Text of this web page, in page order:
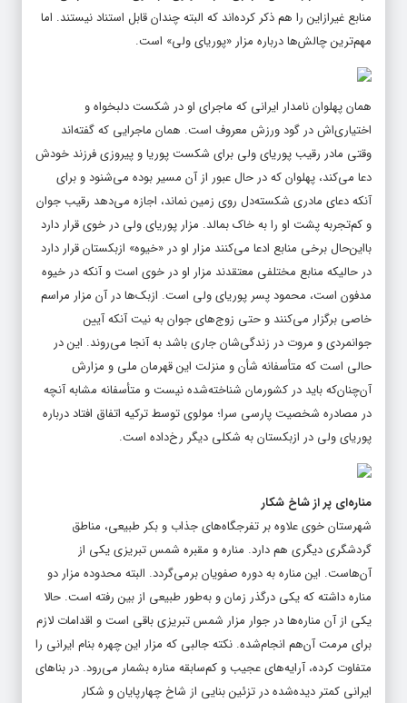
منابع غیرازاین را هم ذکر کرده‌اند که البته چندان قابل استناد نیستند. اما
مهم‌ترین چالش‌ها درباره مزار «پوریای ولی» است.
همان پهلوان نامدار ایرانی که ماجرای او در شکست دلبخواه و
اختیاری‌اش در گود ورزش معروف است. همان ماجرایی که گفته‌اند
وقتی مادر رقیب پوریای ولی برای شکست پوریا و پیروزی فرزند خودش
دعا می‌کند، پهلوان که در حال عبور از آن مسیر بوده می‌شنود و برای
آنکه دعای مادری شکسته‌دل روی زمین نماند، اجازه می‌دهد رقیب جوان
و کم‌تجربه پشت او را به خاک بمالد. مزار پوریای ولی در خوی قرار دارد
بااین‌حال برخی منابع ادعا می‌کنند مزار او در «خیوه» ازبکستان قرار دارد
در حالیکه منابع مختلفی معتقدند مزار او در خوی است و آنکه در خیوه
مدفون است، محمود پسر پوریای ولی است. ازبک‌ها در آن مزار مراسم
خاصی برگزار می‌کنند و حتی زوج‌های جوان به نیت آنکه آیین
جوانمردی و مروت در زندگی‌شان جاری باشد به آنجا می‌روند. این در
حالی است که متأسفانه شأن و منزلت این قهرمان ملی و مزارش
آن‌چنان‌که باید در کشورمان شناخته‌شده نیست و متأسفانه مشابه آنچه
در مصادره شخصیت پارسی سرا؛ مولوی توسط ترکیه اتفاق افتاد درباره
پوریای ولی در ازبکستان به شکلی دیگر رخ‌داده است.
مناره‌ای پر از شاخ شکار
شهرستان خوی علاوه بر تفرجگاه‌های جذاب و بکر طبیعی، مناطق
گردشگری دیگری هم دارد. مناره و مقبره شمس تبریزی یکی از
آن‌هاست. این مناره به دوره صفویان برمی‌گردد. البته محدوده مزار دو
مناره داشته که یکی درگذر زمان و به‌طور طبیعی از بین رفته است. حالا
یکی از آن مناره‌ها در جوار مزار شمس تبریزی باقی است و اقدامات لازم
برای مرمت آن‌هم انجام‌شده. نکته جالبی که مزار این چهره بنام ایرانی را
متفاوت کرده، آرایه‌های عجیب و کم‌سابقه مناره بشمار می‌رود. در بناهای
ایرانی کمتر دیده‌شده در تزئین بنایی از شاخ چهارپایان و شکار